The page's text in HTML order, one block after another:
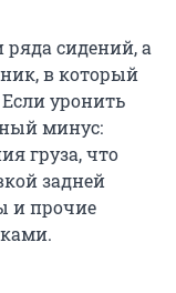
сидений, а
в который
уронить
минус:
груза, что
задней
и прочие